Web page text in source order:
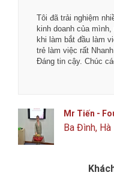
Tôi đã trải nghiệm
kinh doanh của
khi làm bắt đầu làm
trẻ làm việc rất
Đáng tin cậy. Chúc
Mr Tiến -
Ba Đình, Hà